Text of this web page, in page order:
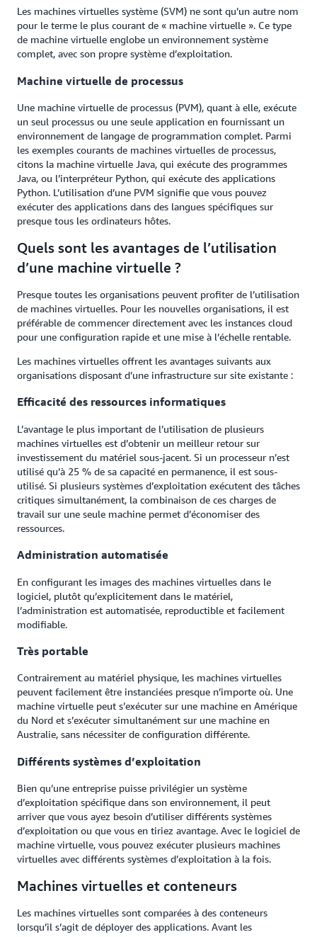
Les machines virtuelles système (SVM) ne sont qu’un autre nom
pour le terme le plus courant de « machine virtuelle ». Ce type
de machine virtuelle englobe un environnement système
complet, avec son propre système d’exploitation.
Machine virtuelle de processus
Une machine virtuelle de processus (PVM), quant à elle, exécute
un seul processus ou une seule application en fournissant un
environnement de langage de programmation complet. Parmi
les exemples courants de machines virtuelles de processus,
citons la machine virtuelle Java, qui exécute des programmes
Java, ou l’interpréteur Python, qui exécute des applications
Python. L’utilisation d’une PVM signifie que vous pouvez
exécuter des applications dans des langues spécifiques sur
presque tous les ordinateurs hôtes.
Quels sont les avantages de l’utilisation
d’une machine virtuelle ?
Presque toutes les organisations peuvent profiter de l’utilisation
de machines virtuelles. Pour les nouvelles organisations, il est
préférable de commencer directement avec les instances cloud
pour une configuration rapide et une mise à l’échelle rentable.
Les machines virtuelles offrent les avantages suivants aux
organisations disposant d’une infrastructure sur site existante :
Efficacité des ressources informatiques
L’avantage le plus important de l’utilisation de plusieurs
machines virtuelles est d’obtenir un meilleur retour sur
investissement du matériel sous-jacent. Si un processeur n’est
utilisé qu’à 25 % de sa capacité en permanence, il est sous-
utilisé. Si plusieurs systèmes d’exploitation exécutent des tâches
critiques simultanément, la combinaison de ces charges de
travail sur une seule machine permet d’économiser des
ressources.
Administration automatisée
En configurant les images des machines virtuelles dans le
logiciel, plutôt qu’explicitement dans le matériel,
l’administration est automatisée, reproductible et facilement
modifiable.
Très portable
Contrairement au matériel physique, les machines virtuelles
peuvent facilement être instanciées presque n’importe où. Une
machine virtuelle peut s’exécuter sur une machine en Amérique
du Nord et s’exécuter simultanément sur une machine en
Australie, sans nécessiter de configuration différente.
Différents systèmes d’exploitation
Bien qu’une entreprise puisse privilégier un système
d’exploitation spécifique dans son environnement, il peut
arriver que vous ayez besoin d’utiliser différents systèmes
d’exploitation ou que vous en tiriez avantage. Avec le logiciel de
machine virtuelle, vous pouvez exécuter plusieurs machines
virtuelles avec différents systèmes d’exploitation à la fois.
Machines virtuelles et conteneurs
Les machines virtuelles sont comparées à des conteneurs
lorsqu’il s’agit de déployer des applications. Avant les